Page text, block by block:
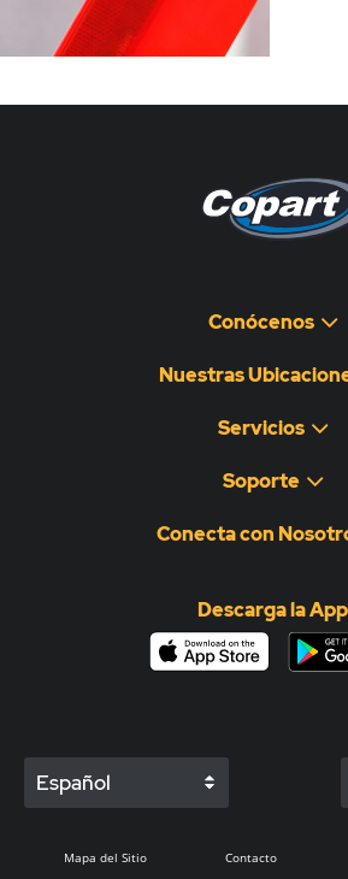
Conócenos
Nuestras
Servicios
Soporte
Conecta con
Descarga la App
Español
Mapa del Sitio Contacto